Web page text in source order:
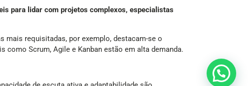
para lidar com projetos complexos, especialistas
mais requisitadas, por exemplo, destacam-se o
Scrum, Agile e Kanban estão em alta demanda.